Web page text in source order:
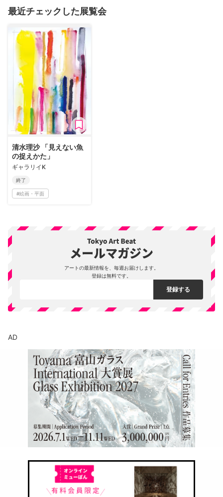
最近チェックした展覧会
清水理沙 「見えない魚
の捉えかた」
ギャラリイK
終了
#絵画・平面
アートの最新情報を、毎週お届けします。
登録は無料です。
AD